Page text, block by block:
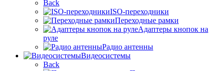
Back
ISO-переходники
Переходные рамки
Адаптеры кнопок на
руле
Радио антенны
Видеосистемы
Back